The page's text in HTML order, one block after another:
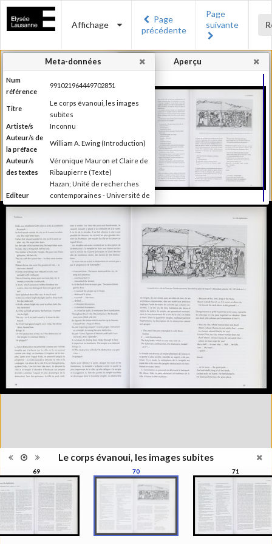
Affichage
Page
précédente
Page
suivante
Le corps évanoui, les images subites
69 70 71
Aperçu
Meta-données
Num
référence
991021964449702851
Titre
Le corps évanoui, les images
subites
Artiste/s
Inconnu
Auteur/s de
la préface
William A. Ewing (Introduction)
Auteur/s
des textes
Véronique Mauron et Claire de
Ribaupierre (Texte)
Editeur
Hazan; Unité de recherches
contemporaines - Université de
Lausanne; Musée de l'Elysée
Lieu
d'édition
Paris; Lausanne
Date
d'édition
1999
Information
édition
Publié à l'occasion de
l'exposition : "Le corps évanoui,
les images subites", Musée de
l'Elysée, Lausanne, 1999
Catégorie
Histoire et Géographie des
beaux-arts et arts décoratifs
Type de
reliure
Broché
Information
images
Couleur, Noir & Blanc
Nombre de
pages